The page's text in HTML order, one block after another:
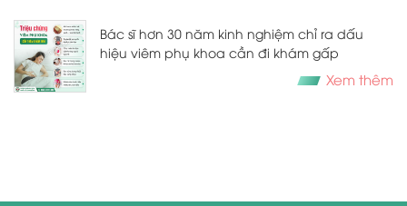
Bác sĩ hơn 30 năm kinh nghiệm chỉ ra dấu
hiệu viêm phụ khoa cần đi khám gấp
Xem thêm